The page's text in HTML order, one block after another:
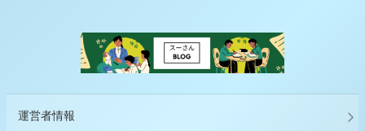
運営者情報